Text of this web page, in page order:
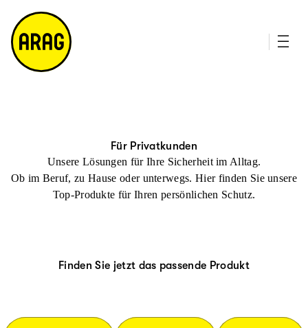
m
a
p
Für Privatkunden
Unsere Lösungen für Ihre Sicherheit im Alltag.
Ob im Beruf, zu Hause oder unterwegs. Hier finden Sie unsere
Top-Produkte für Ihren persönlichen Schutz.
Finden Sie jetzt das passende Produkt